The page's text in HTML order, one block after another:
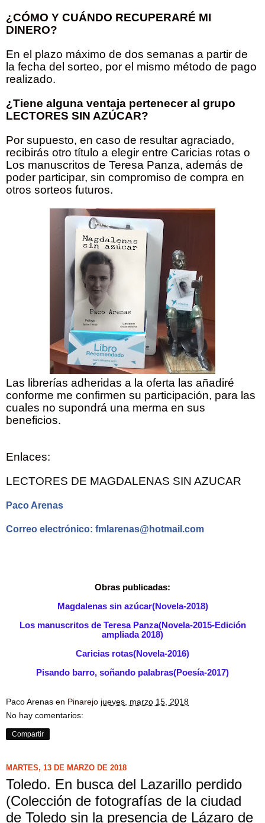
¿CÓMO Y CUÁNDO RECUPERARÉ MI
DINERO?
En el plazo máximo de dos semanas a partir de
la fecha del sorteo, por el mismo método de pago
realizado.
¿Tiene alguna ventaja pertenecer al grupo
LECTORES SIN AZÚCAR?
Por supuesto, en caso de resultar agraciado,
recibirás otro título a elegir entre Caricias rotas o
Los manuscritos de Teresa Panza, además de
poder participar, sin compromiso de compra en
otros sorteos futuros.
Las librerías adheridas a la oferta las añadiré
conforme me confirmen su participación, para las
cuales no supondrá una merma en sus
beneficios.
Enlaces:
LECTORES DE MAGDALENAS SIN AZUCAR
Paco Arenas
Correo electrónico: fmlarenas@hotmail.com
Obras publicadas:
Magdalenas sin azúcar(Novela-2018)
Los manuscritos de Teresa Panza(Novela-2015-Edición
ampliada 2018)
Caricias rotas(Novela-2016)
Pisando barro, soñando palabras(Poesía-2017)
Paco Arenas en Pinarejo jueves, marzo 15, 2018
No hay comentarios:
Compartir
MARTES, 13 DE MARZO DE 2018
Toledo. En busca del Lazarillo perdido
(Colección de fotografías de la ciudad
de Toledo sin la presencia de Lázaro de